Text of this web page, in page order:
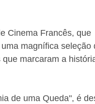
Cinema Francês, que
magnífica seleção
marcaram a
de uma Queda", é